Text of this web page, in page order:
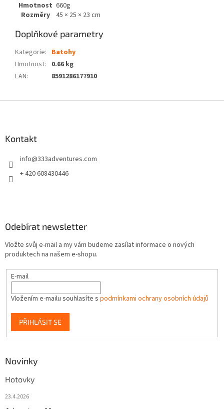
Hmotnost 660g
Rozměry 45 × 25 × 23 cm
Doplňkové parametry
Kategorie: Batohy
Hmotnost:
0.66 kg
EAN: 8591286177910
Kontakt
info@333adventures.com
+ 420 608430446
Odebírat newsletter
Vložte svůj e-mail a my vám budeme zasílat informace o nových
produktech na našem e-shopu.
E-mail
Vložením e-mailu souhlasíte s podmínkami ochrany osobních údajů
PŘIHLÁSIT SE
Novinky
Hotovky
23.4.2026